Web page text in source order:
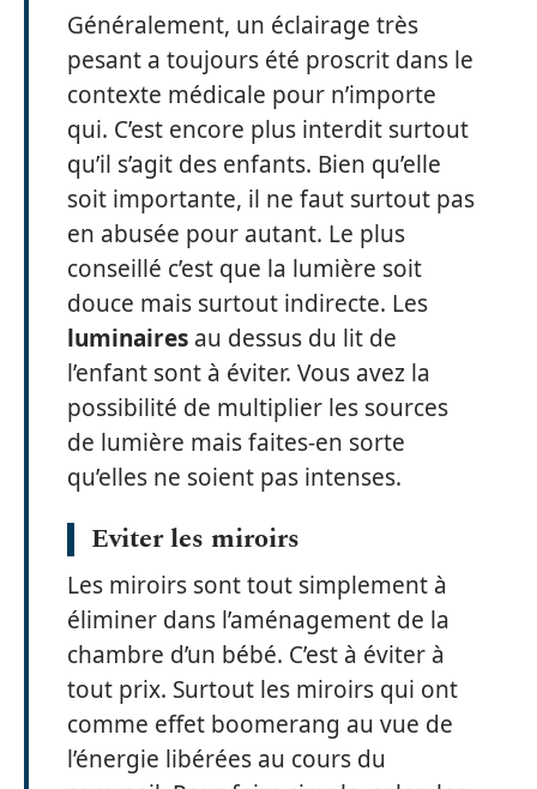
Généralement, un éclairage très
pesant a toujours été proscrit dans le
contexte médicale pour n’importe
qui. C’est encore plus interdit surtout
qu’il s’agit des enfants. Bien qu’elle
soit importante, il ne faut surtout pas
en abusée pour autant. Le plus
conseillé c’est que la lumière soit
douce mais surtout indirecte. Les
luminaires au dessus du lit de
l’enfant sont à éviter. Vous avez la
possibilité de multiplier les sources
de lumière mais faites-en sorte
qu’elles ne soient pas intenses.
Eviter les miroirs
Les miroirs sont tout simplement à
éliminer dans l’aménagement de la
chambre d’un bébé. C’est à éviter à
tout prix. Surtout les miroirs qui ont
comme effet boomerang au vue de
l’énergie libérées au cours du